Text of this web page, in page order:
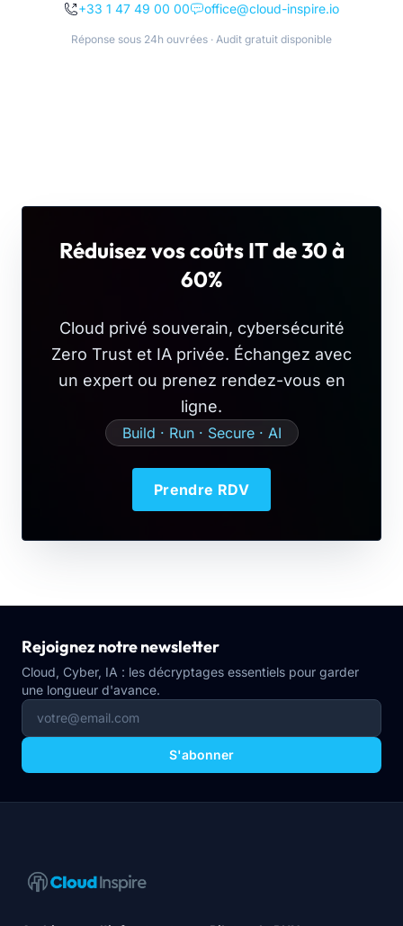
+33 1 47 49 00 00 office@cloud-inspire.io
Réponse sous 24h ouvrées · Audit gratuit disponible
Réduisez vos coûts IT de 30 à
60%
Cloud privé souverain, cybersécurité
Zero Trust et IA privée. Échangez avec
un expert ou prenez rendez-vous en
ligne.
Build · Run · Secure · AI
Prendre RDV
Rejoignez notre newsletter
Cloud, Cyber, IA : les décryptages essentiels pour garder
une longueur d'avance.
S'abonner